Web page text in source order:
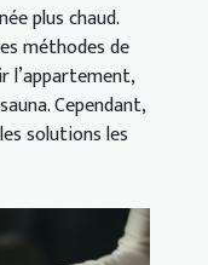
plus chaud.
méthodes de
l’appartement,
Cependant,
solutions les